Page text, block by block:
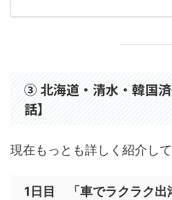
③ 北海道・清水・韓国
話】
現在もっとも詳しく紹介し
1日目 「車でラクラク出